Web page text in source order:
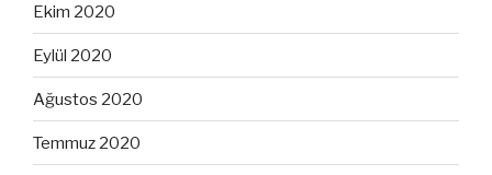
Ekim 2020
Eylül 2020
Ağustos 2020
Temmuz 2020